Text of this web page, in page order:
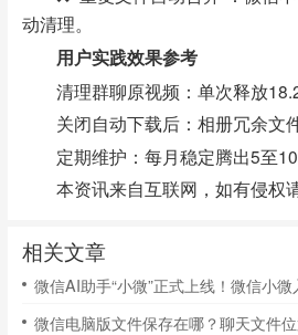
动清理。
用户实践效果参考
清理群聊原视频：单次释放
关闭自动下载后：相册冗余文
定期维护：每月稳定腾出5至
本资讯来自互联网，如有侵权
相关文章
微信电脑版文件保存在哪？聊天文件